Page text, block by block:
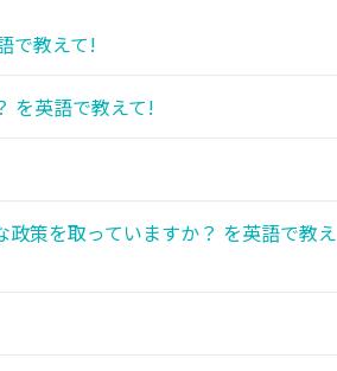
で教えて!
を英語で教えて!
策を取っていますか？ を英語で教え